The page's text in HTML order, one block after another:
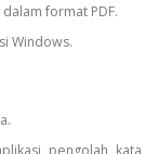
format PDF.
Windows.